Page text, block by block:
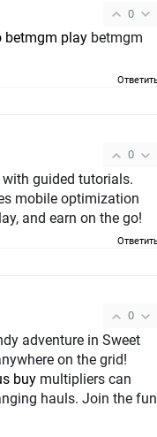
0
betmgm play betmgm
0
guided tutorials.
mobile optimization
and earn on the go!
0
adventure in Sweet
on the grid!
buy multipliers can
hauls. Join the fun